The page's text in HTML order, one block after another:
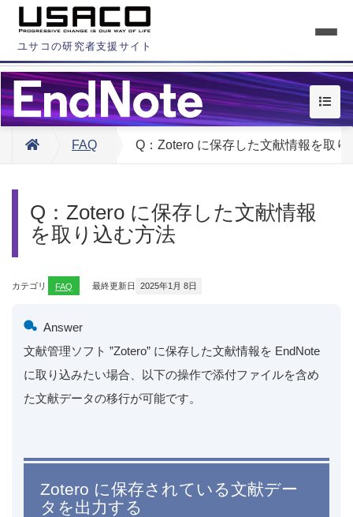
ユサコの研究者支援サイト
FAQ Q：Zotero に保存した文献情報を取り
Q：Zotero に保存した文献情報
を取り込む方法
カテゴリ FAQ 最終更新日 2025年1月 8日
Answer
文献管理ソフト ”Zotero” に保存した文献情報を EndNote
に取り込みたい場合、以下の操作で添付ファイルを含め
た文献データの移行が可能です。
Zotero に保存されている文献デー
タを出力する